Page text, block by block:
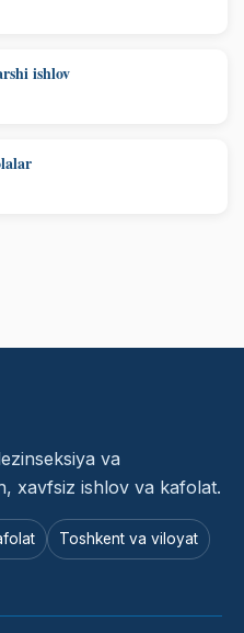
ishlov
va
xavfsiz ishlov va kafolat.
Toshkent va viloyat